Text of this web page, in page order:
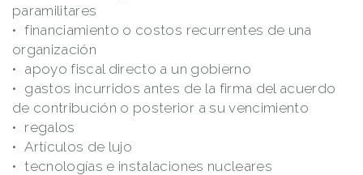
paramilitares
financiamiento o costos recurrentes de una
organización
apoyo fiscal directo a un gobierno
gastos incurridos antes de la firma del acuerdo
de contribución o posterior a su vencimiento
regalos
Artículos de lujo
tecnologías e instalaciones nucleares